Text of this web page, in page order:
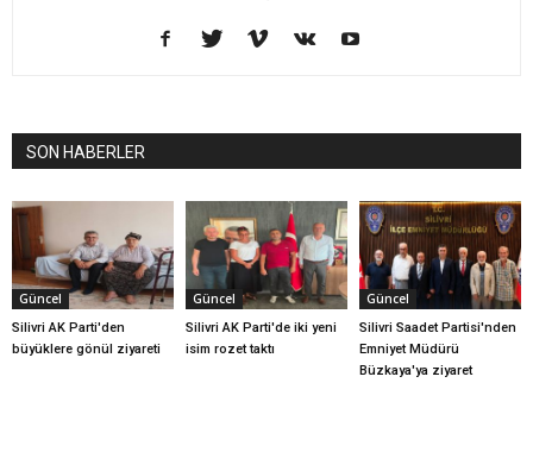
SON HABERLER
Güncel
Silivri AK Parti'den
büyüklere gönül ziyareti
Güncel
Silivri AK Parti'de iki yeni
isim rozet taktı
Güncel
Silivri Saadet Partisi'nden
Emniyet Müdürü
Büzkaya'ya ziyaret